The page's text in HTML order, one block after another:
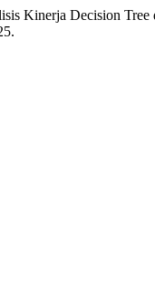
Kinerja Decision